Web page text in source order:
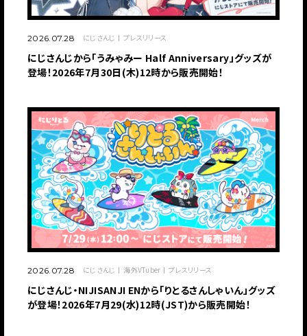
2026.07.28 にじさんじ プレスリリース
にじさんじから「うみゃみー Half Anniversary」グッズが
登場！2026年7月30日(木)12時から販売開始！
2026.07.28 にじさんじ 海外VTuber プレスリリース
にじさんじ・NIJISANJI ENから「りとるさんしゃいん」グッズ
が登場！2026年7月29(水)12時(JST)から販売開始！